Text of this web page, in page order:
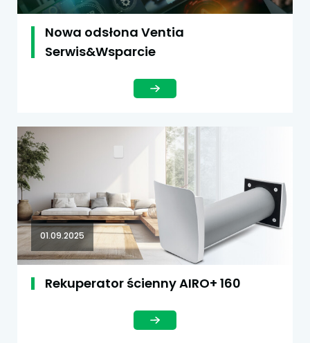
Nowa odsłona Ventia
Serwis&Wsparcie
01.09.2025
Rekuperator ścienny AIRO+ 160